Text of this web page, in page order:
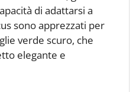
di adattarsi a
sono apprezzati per
verde scuro, che
elegante e